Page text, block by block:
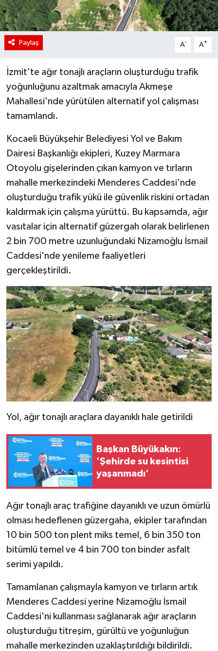
Paylaş A- A+
İzmit'te ağır tonajlı araçların oluşturduğu trafik
yoğunluğunu azaltmak amacıyla Akmeşe
Mahallesi'nde yürütülen alternatif yol çalışması
tamamlandı.
Kocaeli Büyükşehir Belediyesi Yol ve Bakım
Dairesi Başkanlığı ekipleri, Kuzey Marmara
Otoyolu gişelerinden çıkan kamyon ve tırların
mahalle merkezindeki Menderes Caddesi'nde
oluşturduğu trafik yükü ile güvenlik riskini ortadan
kaldırmak için çalışma yürüttü. Bu kapsamda, ağır
vasıtalar için alternatif güzergah olarak belirlenen
2 bin 700 metre uzunluğundaki Nizamoğlu İsmail
Caddesi'nde yenileme faaliyetleri
gerçekleştirildi.
Yol, ağır tonajlı araçlara dayanıklı hale getirildi
Başkan Büyükakın:
'Şehirde su kesintisi
yaşanmadı'
Ağır tonajlı araç trafiğine dayanıklı ve uzun ömürlü
olması hedeflenen güzergaha, ekipler tarafından
10 bin 500 ton plent miks temel, 6 bin 350 ton
bitümlü temel ve 4 bin 700 ton binder asfalt
serimi yapıldı.
Tamamlanan çalışmayla kamyon ve tırların artık
Menderes Caddesi yerine Nizamoğlu İsmail
Caddesi'ni kullanması sağlanarak ağır araçların
oluşturduğu titreşim, gürültü ve yoğunluğun
mahalle merkezinden uzaklaştırıldığı bildirildi.